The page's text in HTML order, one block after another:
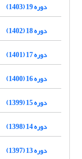
دوره 19 (1403)
دوره 18 (1402)
دوره 17 (1401)
دوره 16 (1400)
دوره 15 (1399)
دوره 14 (1398)
دوره 13 (1397)